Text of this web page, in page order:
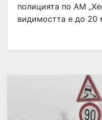
полицията по АМ
видимостта е до 20